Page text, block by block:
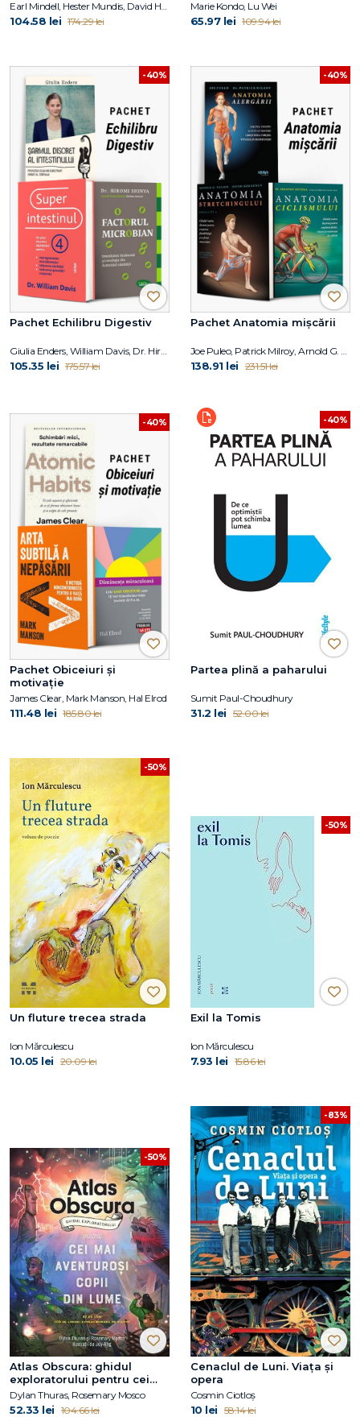
104.58 lei 174.29 lei
Marie Kondo, Lu Wei
65.97 lei 109.94 lei
-40%
Pachet Echilibru Digestiv
Giulia Enders, William Davis, Dr. Hiromi Shinya
105.35 lei 175.57 lei
-40%
Pachet Anatomia mișcării
Joe Puleo, Patrick Milroy, Arnold G. Nelson, Jouko Kokkonen, Shannon Sovndal
138.91 lei 231.51 lei
-40%
Pachet Obiceiuri și
motivație
James Clear, Mark Manson, Hal Elrod
111.48 lei 185.80 lei
-40%
Partea plină a paharului
Sumit Paul-Choudhury
31.2 lei 52.00 lei
-50%
Un fluture trecea strada
Ion Mărculescu
10.05 lei 20.09 lei
-50%
Exil la Tomis
Ion Mărculescu
7.93 lei 15.86 lei
-50%
Atlas Obscura: ghidul
exploratorului pentru cei
mai aventuroși copii din
lume
Dylan Thuras, Rosemary Mosco
52.33 lei 104.66 lei
-83%
Cenaclul de Luni. Viața și
opera
Cosmin Ciotloș
10 lei 58.14 lei